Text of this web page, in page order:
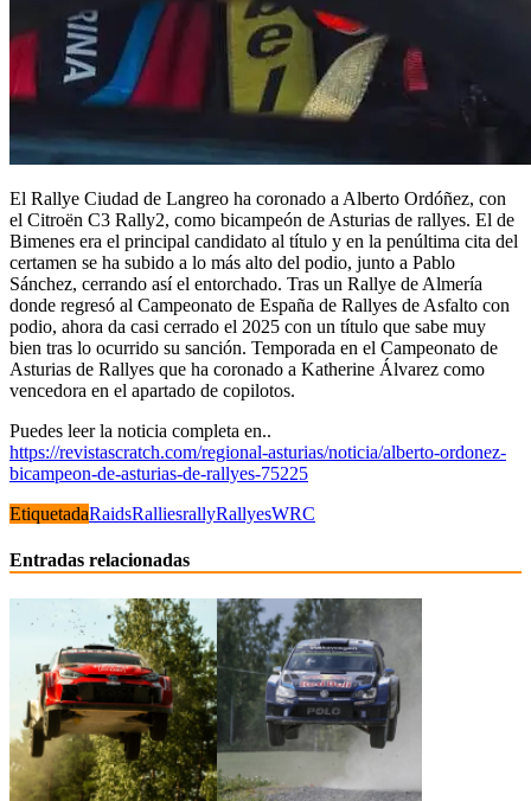
El Rallye Ciudad de Langreo ha coronado a Alberto Ordóñez, con
el Citroën C3 Rally2, como bicampeón de Asturias de rallyes. El de
Bimenes era el principal candidato al título y en la penúltima cita del
certamen se ha subido a lo más alto del podio, junto a Pablo
Sánchez, cerrando así el entorchado. Tras un Rallye de Almería
donde regresó al Campeonato de España de Rallyes de Asfalto con
podio, ahora da casi cerrado el 2025 con un título que sabe muy
bien tras lo ocurrido su sanción. Temporada en el Campeonato de
Asturias de Rallyes que ha coronado a Katherine Álvarez como
vencedora en el apartado de copilotos.
Puedes leer la noticia completa en..
https://revistascratch.com/regional-asturias/noticia/alberto-ordonez-
bicampeon-de-asturias-de-rallyes-75225
EtiquetadaRaidsRalliesrallyRallyesWRC
Entradas relacionadas